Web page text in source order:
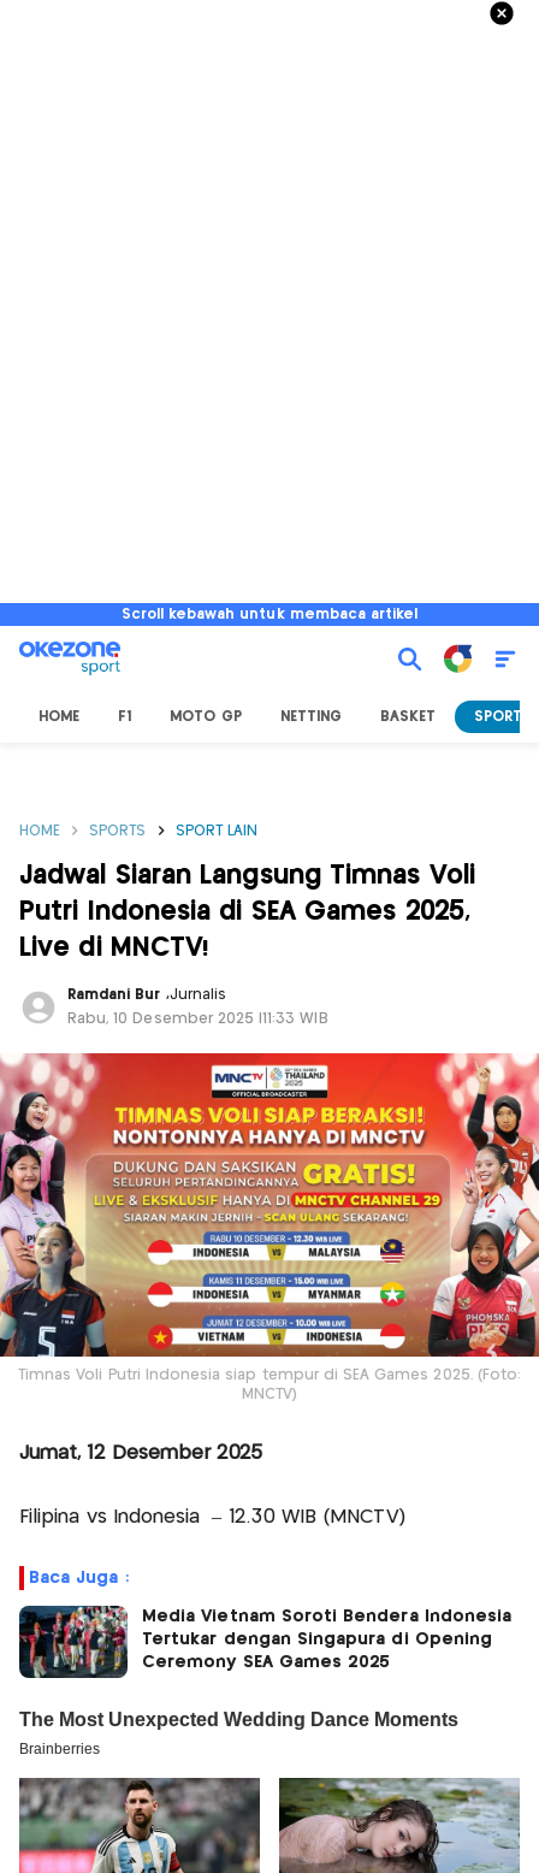
Scroll kebawah untuk membaca artikel
HOME F1 MOTO GP NETTING BASKET SPORT
HOME SPORTS SPORT LAIN
Jadwal Siaran Langsung Timnas Voli
Putri Indonesia di SEA Games 2025,
Live di MNCTV!
Ramdani Bur ,Jurnalis
Rabu, 10 Desember 2025 |11:33 WIB
Timnas Voli Putri Indonesia siap tempur di SEA Games 2025. (Foto:
MNCTV)
Jumat, 12 Desember 2025
Filipina vs Indonesia – 12.30 WIB (MNCTV)
Baca Juga :
Media Vietnam Soroti Bendera Indonesia
Tertukar dengan Singapura di Opening
Ceremony SEA Games 2025